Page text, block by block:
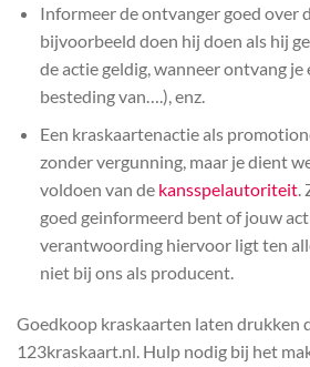
Informeer de ontvanger goed over
bijvoorbeeld doen hij doen als hij
de actie geldig, wanneer ontvang je
besteding van….), enz.
Een kraskaartenactie als
zonder vergunning, maar je dient
voldoen van de kansspelautoriteit.
goed geinformeerd bent of jouw
verantwoording hiervoor ligt ten
niet bij ons als producent.
Goedkoop kraskaarten laten drukken
123kraskaart.nl. Hulp nodig bij het